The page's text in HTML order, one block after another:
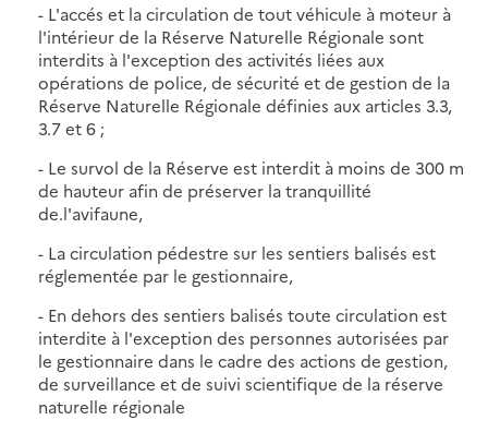
- L'accés et la circulation de tout véhicule à moteur à
l'intérieur de la Réserve Naturelle Régionale sont
interdits à l'exception des activités liées aux
opérations de police, de sécurité et de gestion de la
Réserve Naturelle Régionale définies aux articles 3.3,
3.7 et 6 ;
- Le survol de la Réserve est interdit à moins de 300 m
de hauteur afin de préserver la tranquillité
de.l'avifaune,
- La circulation pédestre sur les sentiers balisés est
réglementée par le gestionnaire,
- En dehors des sentiers balisés toute circulation est
interdite à l'exception des personnes autorisées par
le gestionnaire dans le cadre des actions de gestion,
de surveillance et de suivi scientifique de la réserve
naturelle régionale